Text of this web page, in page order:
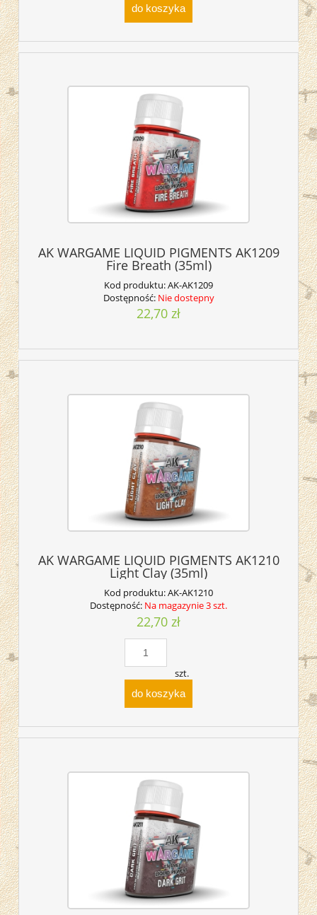
do koszyka
AK WARGAME LIQUID PIGMENTS AK1209
Fire Breath (35ml)
Kod produktu:AK-AK1209
Dostępność: Nie dostepny
22,70 zł
AK WARGAME LIQUID PIGMENTS AK1210
Light Clay (35ml)
Kod produktu:AK-AK1210
Dostępność: Na magazynie 3 szt.
22,70 zł
szt.
do koszyka